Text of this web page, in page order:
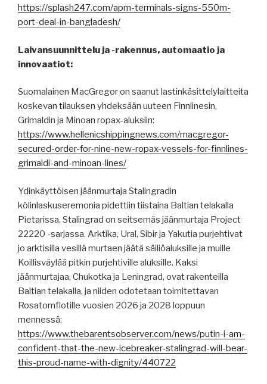
https://splash247.com/apm-terminals-signs-550m-
port-deal-in-bangladesh/
Laivansuunnittelu ja -rakennus, automaatio ja
innovaatiot:
Suomalainen MacGregor on saanut lastinkäsittelylaitteita
koskevan tilauksen yhdeksään uuteen Finnlinesin,
Grimaldin ja Minoan ropax-aluksiin:
https://www.hellenicshippingnews.com/macgregor-
secured-order-for-nine-new-ropax-vessels-for-finnlines-
grimaldi-and-minoan-lines/
Ydinkäyttöisen jäänmurtaja Stalingradin
kölinlaskuseremonia pidettiin tiistaina Baltian telakalla
Pietarissa. Stalingrad on seitsemäs jäänmurtaja Project
22220 -sarjassa. Arktika, Ural, Sibir ja Yakutia purjehtivat
jo arktisilla vesillä murtaen jäätä säiliöaluksille ja muille
Koillisväylää pitkin purjehtiville aluksille. Kaksi
jäänmurtajaa, Chukotka ja Leningrad, ovat rakenteilla
Baltian telakalla, ja niiden odotetaan toimitettavan
Rosatomflotille vuosien 2026 ja 2028 loppuun
mennessä:
https://www.thebarentsobserver.com/news/putin-i-am-
confident-that-the-new-icebreaker-stalingrad-will-bear-
this-proud-name-with-dignity/440722